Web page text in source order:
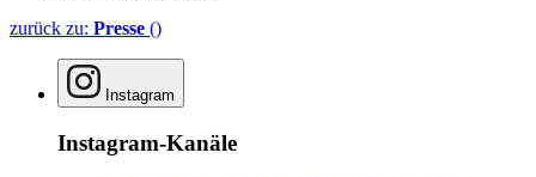
zurück zu: Presse ()
Instagram
Instagram-Kanäle